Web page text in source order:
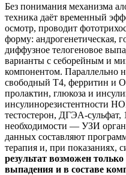
Без понимания механизма
техника даёт временный
осмотр, проводит
форму: андрогенетическая,
диффузное телогеновое
варианты с себорейным и
компонентом. Параллельно
свободный Т4, ферритин и
пролактин, глюкоза и
инсулинорезистентности
тестостерон, ДГЭА‑сульфат,
необходимости — УЗИ
данных составляют
терапия и, при показаниях,
результат возможен
выпадения и в составе